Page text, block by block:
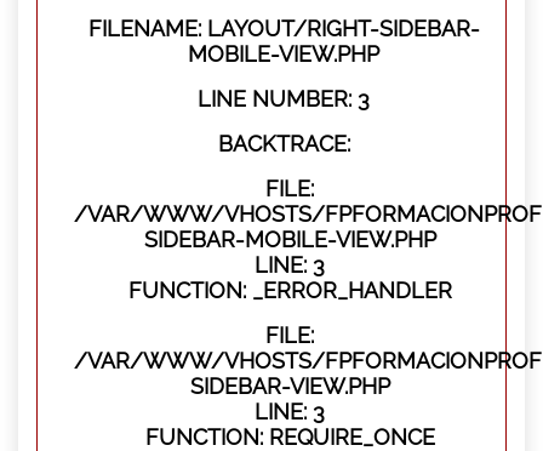
FILENAME: LAYOUT/RIGHT-SIDEBAR-
MOBILE-VIEW.PHP
LINE NUMBER: 3
BACKTRACE:
FILE:
/VAR/WWW/VHOSTS/
SIDEBAR-MOBILE-VIEW.PHP
LINE: 3
FUNCTION: _ERROR_HANDLER
FILE:
/VAR/WWW/VHOSTS/
SIDEBAR-VIEW.PHP
LINE: 3
FUNCTION: REQUIRE_ONCE